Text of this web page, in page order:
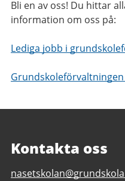
Bli en av oss! Du hittar
information om oss på:
Lediga jobb i
Kontakta oss
E-